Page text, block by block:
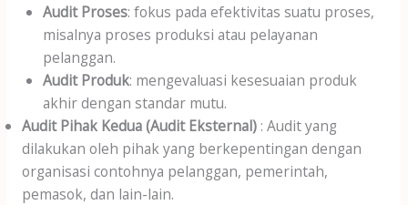
Audit Proses: fokus pada efektivitas suatu proses,
misalnya proses produksi atau pelayanan
pelanggan.
Audit Produk: mengevaluasi kesesuaian produk
akhir dengan standar mutu.
Audit Pihak Kedua (Audit Eksternal): Audit yang
dilakukan oleh pihak yang berkepentingan dengan
organisasi contohnya pelanggan, pemerintah,
pemasok, dan lain-lain.